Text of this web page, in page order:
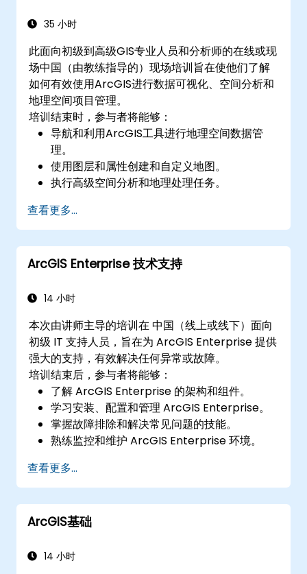
35 小时
此面向初级到高级GIS专业人员和分析师的在线或现
场中国（由教练指导的）现场培训旨在使他们了解
如何有效使用ArcGIS进行数据可视化、空间分析和
地理空间项目管理。
培训结束时，参与者将能够：
导航和利用ArcGIS工具进行地理空间数据管
理。
使用图层和属性创建和自定义地图。
执行高级空间分析和地理处理任务。
程。
查看更多...
ArcGIS Enterprise 技术支持
14 小时
本次由讲师主导的培训在 中国（线上或线下）面向
初级 IT 支持人员，旨在为 ArcGIS Enterprise 提供
强大的支持，有效解决任何异常或故障。
培训结束后，参与者将能够：
了解 ArcGIS Enterprise 的架构和组件。
学习安装、配置和管理 ArcGIS Enterprise。
掌握故障排除和解决常见问题的技能。
熟练监控和维护 ArcGIS Enterprise 环境。
查看更多...
ArcGIS基础
14 小时